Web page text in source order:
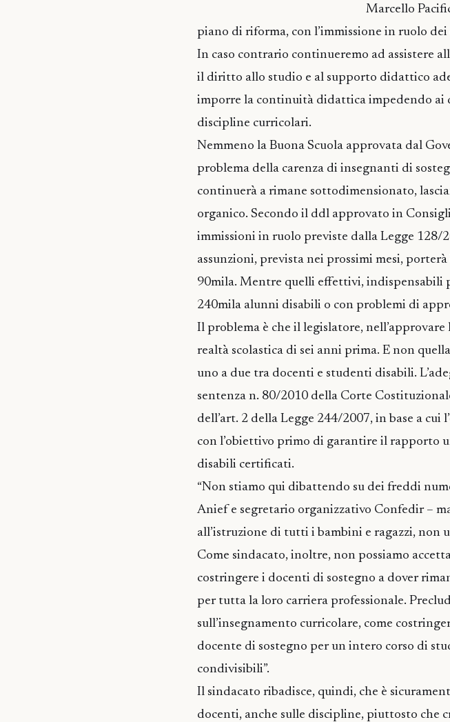
Marcello
piano di riforma, con l’immissione in ruolo
In caso contrario continueremo ad assistere
il diritto allo studio e al supporto didattico
imporre la continuità didattica impedendo ai
discipline curricolari.
Nemmeno la Buona Scuola approvata dal
problema della carenza di insegnanti di
continuerà a rimane sottodimensionato,
organico. Secondo il ddl approvato in
immissioni in ruolo previste dalla Legge 128/
assunzioni, prevista nei prossimi mesi,
90mila. Mentre quelli effettivi,
240mila alunni disabili o con problemi di
Il problema è che il legislatore,
realtà scolastica di sei anni prima. E non
uno a due tra docenti e studenti disabili.
sentenza n. 80/2010 della Corte
dell’art. 2 della Legge 244/2007, in base a
con l’obiettivo primo di garantire il rapporto
disabili certificati.
“Non stiamo qui dibattendo su dei freddi
Anief e segretario organizzativo Confedir –
all’istruzione di tutti i bambini e ragazzi, non
Come sindacato, inoltre, non possiamo
costringere i docenti di sostegno a dover
per tutta la loro carriera professionale.
sull’insegnamento curricolare, come
docente di sostegno per un intero corso di
condivisibili”.
Il sindacato ribadisce, quindi, che è
docenti, anche sulle discipline, piuttosto che